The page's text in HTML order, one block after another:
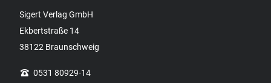
Sigert Verlag GmbH
Ekbertstraße 14
38122 Braunschweig
0531 80929-14